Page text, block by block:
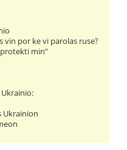
vin por ke vi parolas ruse?
min"
Ukrainion